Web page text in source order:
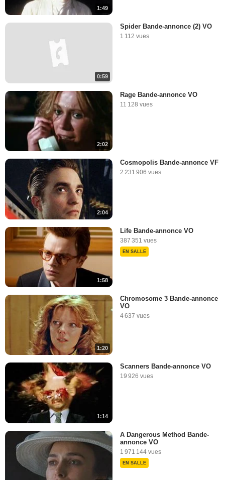
1:49
0:59
Spider Bande-annonce (2) VO
1 112 vues
2:02
Rage Bande-annonce VO
11 128 vues
2:04
Cosmopolis Bande-annonce VF
2 231 906 vues
1:58
Life Bande-annonce VO
387 351 vues
EN SALLE
1:20
Chromosome 3 Bande-annonce
VO
4 637 vues
1:14
Scanners Bande-annonce VO
19 926 vues
A Dangerous Method Bande-
annonce VO
1 971 144 vues
EN SALLE